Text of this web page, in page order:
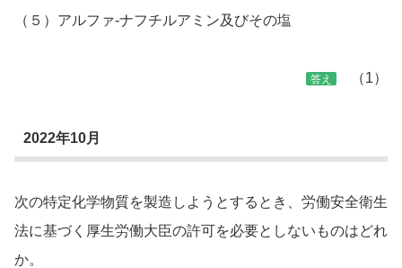
（５）アルファ-ナフチルアミン及びその塩
答え （1）
2022年10月
次の特定化学物質を製造しようとするとき、労働安全衛生
法に基づく厚生労働大臣の許可を必要としないものはどれ
か。